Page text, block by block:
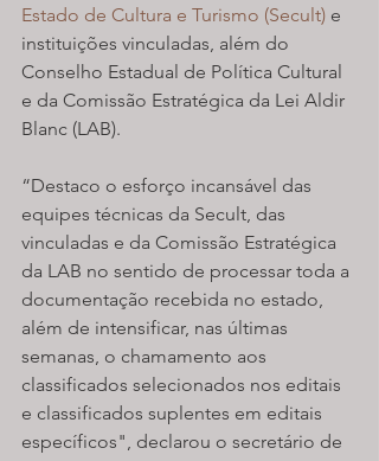
Estado de Cultura e Turismo (Secult) e
instituições vinculadas, além do
Conselho Estadual de Política Cultural
e da Comissão Estratégica da Lei Aldir
Blanc (LAB).
“Destaco o esforço incansável das
equipes técnicas da Secult, das
vinculadas e da Comissão Estratégica
da LAB no sentido de processar toda a
documentação recebida no estado,
além de intensificar, nas últimas
semanas, o chamamento aos
classificados selecionados nos editais
e classificados suplentes em editais
específicos", declarou o secretário de